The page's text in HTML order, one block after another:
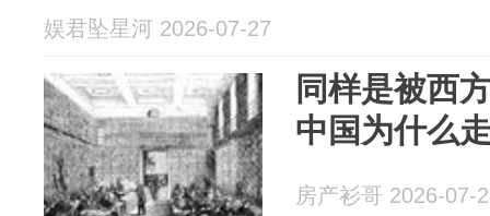
娱君坠星河 2026-07-27
同样是被西
中国为什么
房产衫哥 2026-07-